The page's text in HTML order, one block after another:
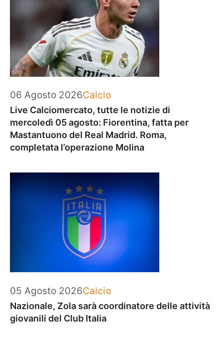
06 Agosto 2026Categorie
Calcio
Live Calciomercato, tutte le notizie di
mercoledì 05 agosto: Fiorentina, fatta per
Mastantuono del Real Madrid. Roma,
completata l’operazione Molina
05 Agosto 2026Categorie
Calcio
Nazionale, Zola sarà coordinatore delle attività
giovanili del Club Italia